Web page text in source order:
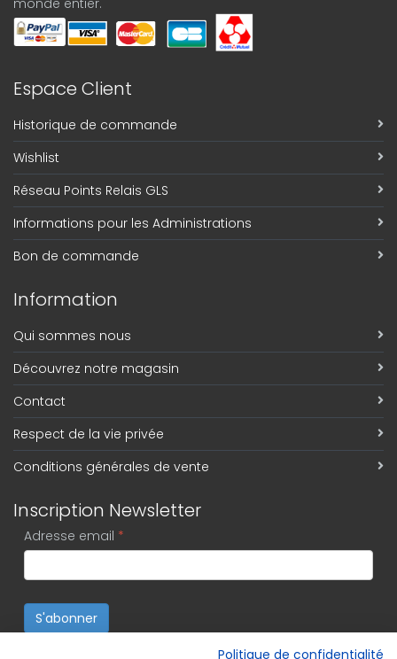
Espace Client
Historique de commande
Wishlist
Réseau Points Relais GLS
Informations pour les Administrations
Bon de commande
Information
Qui sommes nous
Découvrez notre magasin
Contact
Respect de la vie privée
Conditions générales de vente
Inscription Newsletter
Adresse email *
S'abonner
Politique de confidentialité